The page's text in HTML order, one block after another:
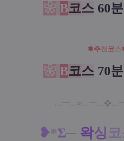
❀ B코스 60분
❃추천 코 스
❀ B코스 70분
… … ∞ … … ❖…
❥*Σ─ 왁싱코